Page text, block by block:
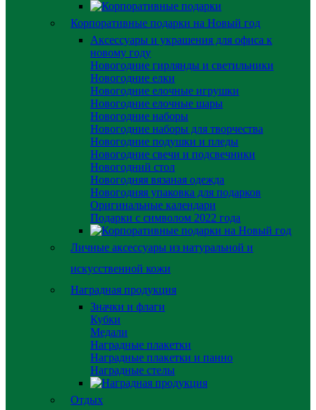
Корпоративные подарки на Новый год
Аксессуары и украшения для офиса к
новому году
Новогодние гирлянды и светильники
Новогодние елки
Новогодние елочные игрушки
Новогодние елочные шары
Новогодние наборы
Новогодние наборы для творчества
Новогодние подушки и пледы
Новогодние свечи и подсвечники
Новогодний стол
Новогодняя вязаная одежда
Новогодняя упаковка для подарков
Оригинальные календари
Подарки с символом 2022 года
Личные аксессуары из натуральной и
искусственной кожи
Наградная продукция
Значки и флаги
Кубки
Медали
Наградные плакетки
Наградные плакетки и панно
Наградные стелы
Отдых